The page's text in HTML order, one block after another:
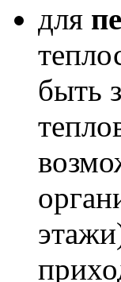
для
быть